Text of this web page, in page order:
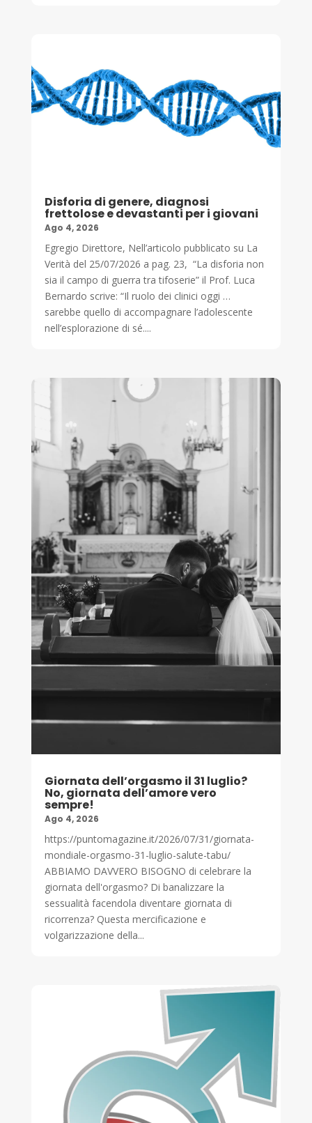
Disforia di genere, diagnosi
frettolose e devastanti per i giovani
Ago 4, 2026
Egregio Direttore, Nell’articolo pubblicato su La
Verità del 25/07/2026 a pag. 23, “La disforia non
sia il campo di guerra tra tifoserie” il Prof. Luca
Bernardo scrive: “Il ruolo dei clinici oggi …
sarebbe quello di accompagnare l’adolescente
nell’esplorazione di sé....
Giornata dell’orgasmo il 31 luglio?
No, giornata dell’amore vero
sempre!
Ago 4, 2026
https://puntomagazine.it/2026/07/31/giornata-
mondiale-orgasmo-31-luglio-salute-tabu/
ABBIAMO DAVVERO BISOGNO di celebrare la
giornata dell'orgasmo? Di banalizzare la
sessualità facendola diventare giornata di
ricorrenza? Questa mercificazione e
volgarizzazione della...